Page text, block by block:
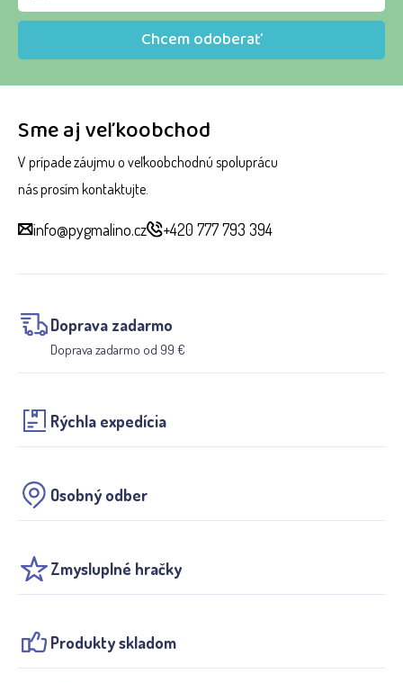
Sme aj veľkoobchod
V prípade záujmu o veľkoobchodnú spoluprácu
nás prosím kontaktujte.
info@pygmalino.cz +420 777 793 394
Doprava zadarmo
Doprava zadarmo od 99 €
Rýchla expedícia
Osobný odber
Zmysluplné hračky
Produkty skladom
Chcem odoberať